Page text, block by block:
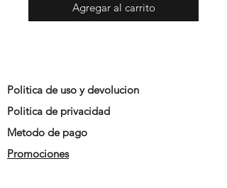
Agregar al carrito
Politica de uso y devolucion
Politica de privacidad
Metodo de pago
Promociones